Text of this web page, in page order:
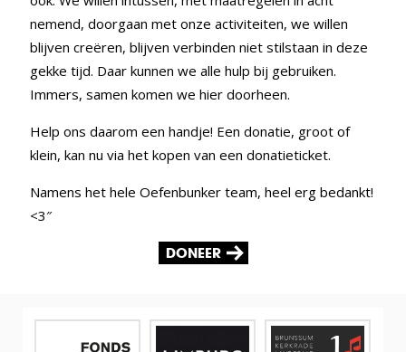
nemend, doorgaan met onze activiteiten, we willen
blijven creëren, blijven verbinden niet stilstaan in deze
gekke tijd. Daar kunnen we alle hulp bij gebruiken.
Immers, samen komen we hier doorheen.
Help ons daarom een handje! Een donatie, groot of
klein, kan nu via het kopen van een donatieticket.
Namens het hele Oefenbunker team, heel erg bedankt!
<3″
DONEER